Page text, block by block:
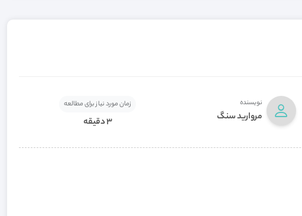
نویسنده
مروارید سنگ
زمان مورد نیاز برای مطالعه
3 دقیقه